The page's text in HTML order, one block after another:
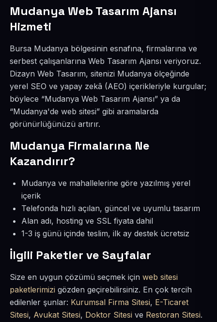
Mudanya Web Tasarım Ajansı
Hizmeti
Bursa Mudanya bölgesinin esnafına, firmalarına ve
serbest çalışanlarına Web Tasarım Ajansı veriyoruz.
Dizayn Web Tasarım, sitenizi Mudanya ölçeğinde
yerel SEO ve yapay zekâ (AEO) içerikleriyle kurgular;
böylece “Mudanya Web Tasarım Ajansı” ya da
“Mudanya'de web sitesi” gibi aramalarda
görünürlüğünüzü artırır.
Mudanya Firmalarına Ne
Kazandırır?
Mudanya ve mahallelerine göre yazılmış yerel
içerik
Telefonda hızlı açılan, güncel ve uyumlu tasarım
Alan adı, hosting ve SSL fiyata dahil
1-3 iş günü içinde teslim, ilk ay destek ücretsiz
İlgili Paketler ve Sayfalar
Size en uygun çözümü seçmek için web sitesi
paketlerimizi gözden geçirebilirsiniz. En çok tercih
edilenler şunlar: Kurumsal Firma Sitesi, E-Ticaret
Sitesi, Avukat Sitesi, Doktor Sitesi ve Restoran Sitesi.